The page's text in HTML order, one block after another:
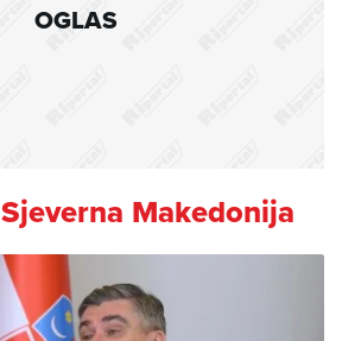
OGLAS
Sjeverna Makedonija